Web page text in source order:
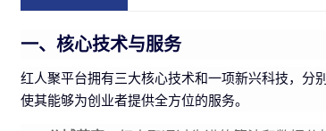
一、核心技术与服务
红人聚平台拥有三大核心技术和一项新兴科技，分
使其能够为创业者提供全方位的服务。